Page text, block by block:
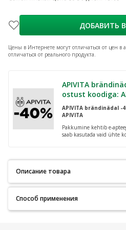
ДОБАВИТЬ
Цены в Интернете могут отличаться от цен в
отличаться от реального продукта.
APIVITA
ostust koodiga:
APIVITA brändinädal -
APIVITA
Pakkumine kehtib e-
saab kasutada vaid ühte
Описание товара
Kerge kompressiooniga reisipõlvikud,
Способ применения